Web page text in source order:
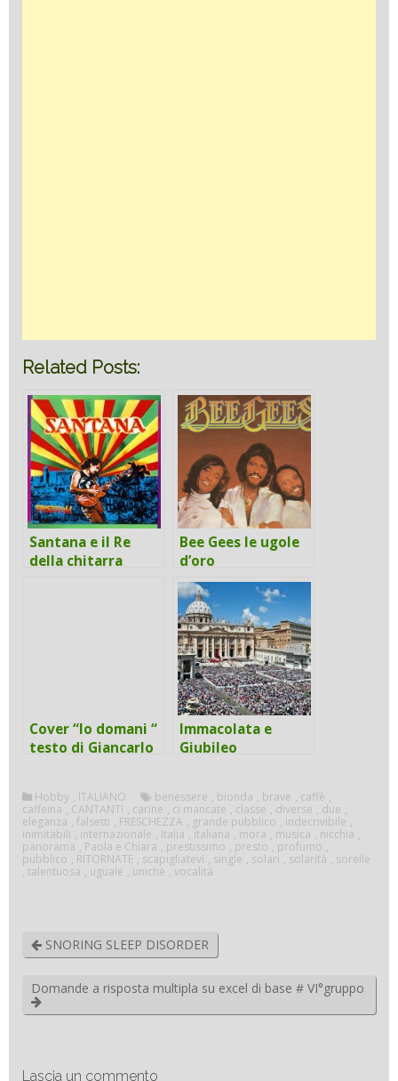
Related Posts:
Santana e il Re
della chitarra
Bee Gees le ugole
d’oro
Cover “Io domani “
testo di Giancarlo
Immacolata e
Giubileo
Hobby , ITALIANO benessere , bionda , brave , caffè ,
caffeina , CANTANTI , carine , ci mancate , classe , diverse , due ,
eleganza , falsetti , FRESCHEZZA , grande pubblico , indecrivibile ,
inimitabili , internazionale , Italia , italiana , mora , musica , nicchia ,
panorama , Paola e Chiara , prestissimo , presto , profumo ,
pubblico , RITORNATE , scapigliatevi , single , solari , solarità , sorelle
, talentuosa , uguale , uniche , vocalità
SNORING SLEEP DISORDER
Domande a risposta multipla su excel di base # VI°gruppo
Lascia un commento